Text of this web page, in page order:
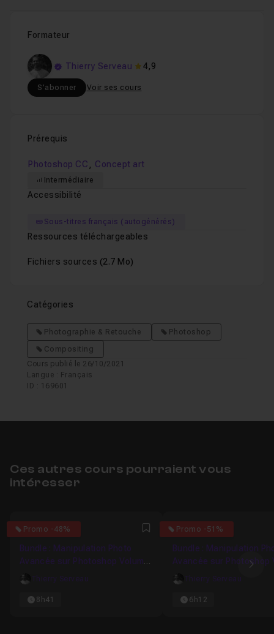
Formateur
Thierry Serveau 4,9
S'abonner Voir ses cours
Prérequis
Photoshop CC , Concept art
Intermédiaire
Accessibilité
Sous-titres français (autogénérés)
Ressources téléchargeables
Fichiers sources (2.7 Mo)
Catégories
Photographie & Retouche
Photoshop
Compositing
Cours publié le 26/10/2021
Langue : Français
ID : 169601
Ces autres cours pourraient vous
intéresser
Promo -48%
4.8888888888889 Favori
Bundle : Manipulation Photo
Avancée sur Photoshop Volume
2
Thierry Serveau
8h41
Promo -51%
5
Bundle : Manipulation
Avancée sur Photoshop
4
Thierry Serveau
6h12